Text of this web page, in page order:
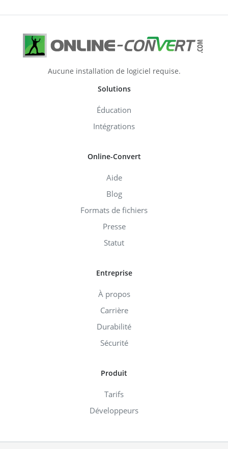
Aucune installation de logiciel requise.
Solutions
Éducation
Intégrations
Online-Convert
Aide
Blog
Formats de fichiers
Presse
Statut
Entreprise
À propos
Carrière
Durabilité
Sécurité
Produit
Tarifs
Développeurs